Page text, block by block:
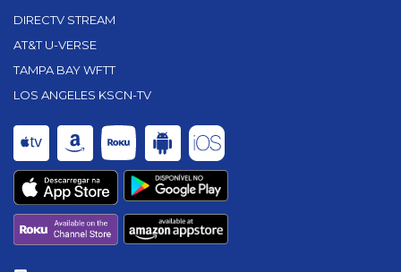
DIRECTV STREAM
AT&T U-VERSE
TAMPA BAY WFTT
LOS ANGELES KSCN-TV